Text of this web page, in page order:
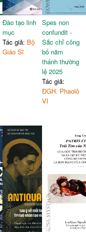
Đào tạo linh
mục
Tác giả: Bộ
Giáo Sĩ
Spes non
confundit -
Sắc chỉ công
bố năm
thánh thường
lệ 2025
Tác giả:
ĐGH. Phaolô
VI